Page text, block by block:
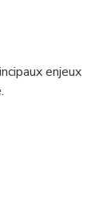
enjeux